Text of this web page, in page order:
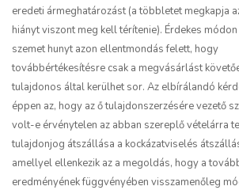
eredeti ármeghatározást (a többletet megkapja
hiányt viszont meg kell térítenie). Érdekes
szemet hunyt azon ellentmondás felett, hogy
továbbértékesítésre csak a megvásárlást
tulajdonos által kerülhet sor. Az elbírálandó
éppen az, hogy az ő tulajdonszerzésére vezető
volt-e érvénytelen az abban szereplő vételárra
tulajdonjog átszállása a kockázatviselés
amellyel ellenkezik az a megoldás, hogy a
eredményének függvényében visszamenőleg